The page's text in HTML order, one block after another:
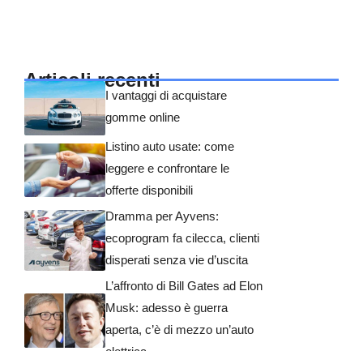
Articoli recenti
I vantaggi di acquistare
gomme online
Listino auto usate: come
leggere e confrontare le
offerte disponibili
Dramma per Ayvens:
ecoprogram fa cilecca, clienti
disperati senza vie d’uscita
L’affronto di Bill Gates ad Elon
Musk: adesso è guerra
aperta, c’è di mezzo un’auto